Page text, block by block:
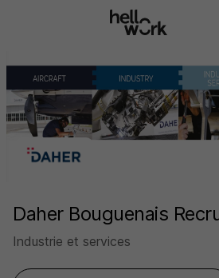
Daher Bouguenais
Industrie et services